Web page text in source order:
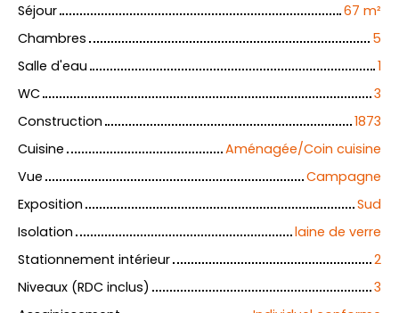
Séjour
67 m²
Chambres
5
Salle d'eau
1
WC
3
Construction
1873
Cuisine
Aménagée/Coin cuisine
Vue
Campagne
Exposition
Sud
Isolation
laine de verre
Stationnement intérieur
2
Niveaux (RDC inclus)
3